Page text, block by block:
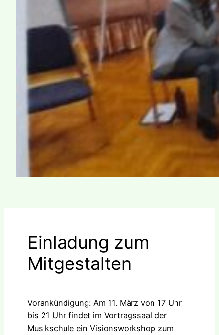
Einladung zum
Mitgestalten
Vorankündigung: Am 11. März von 17 Uhr
bis 21 Uhr findet im Vortragssaal der
Musikschule ein Visionsworkshop zum